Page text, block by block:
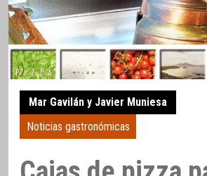
Mar Gavilán y Javier Muniesa
Noticias gastronómicas